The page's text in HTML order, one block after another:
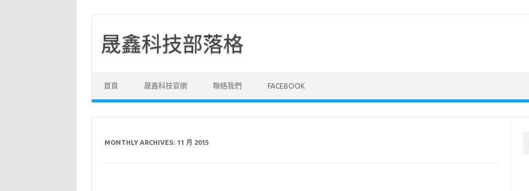
晟鑫科技部落格
首頁 晟鑫科技官網 聯絡我們 FACEBOOK
MONTHLY ARCHIVES: 11 月 2015